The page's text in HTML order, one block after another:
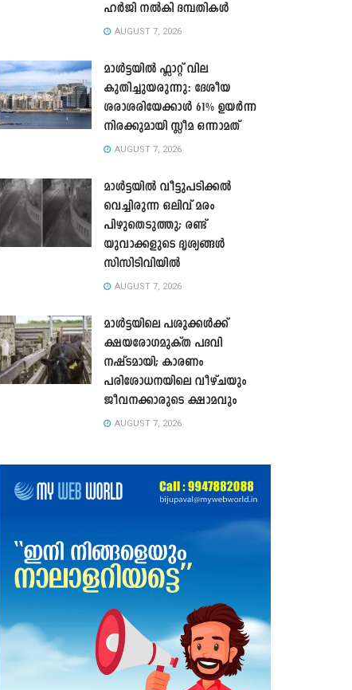
ഹർജി നൽകി ദമ്പതികൾ
AUGUST 7, 2026
മാൾട്ടയിൽ ഫ്ലാറ്റ് വില
കുതിച്ചുയരുന്നു: ദേശീയ
ശരാശരിയേക്കാൾ 61% ഉയർന്ന
നിരക്കുമായി സ്ലീമ ഒന്നാമത്
AUGUST 7, 2026
മാൾട്ടയിൽ വീട്ടുപടിക്കൽ
വെച്ചിരുന്ന ഒലിവ് മരം
പിഴുതെടുത്തു; രണ്ട്
യുവാക്കളുടെ ദൃശ്യങ്ങൾ
സിസിടിവിയിൽ
AUGUST 7, 2026
മാൾട്ടയിലെ പശുക്കൾക്ക്
ക്ഷയരോഗമുക്ത പദവി
നഷ്ടമായി; കാരണം
പരിശോധനയിലെ വീഴ്ചയും
ജീവനക്കാരുടെ ക്ഷാമവും
AUGUST 7, 2026